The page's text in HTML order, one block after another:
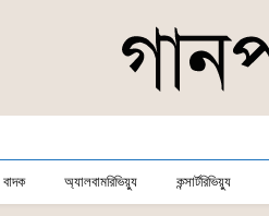
বাদক অ্যালবামরিভিয়্যু কন্সার্টরিভিয়্যু